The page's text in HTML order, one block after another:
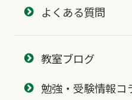
よくある質問
教室ブログ
勉強・受験情報コ